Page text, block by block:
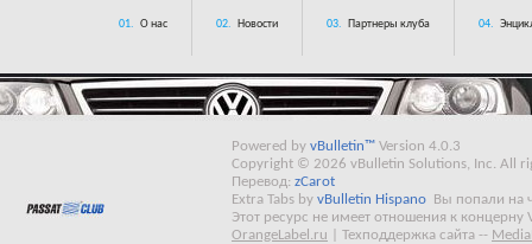
01. О нас 02. Новости 03. Партнеры клуба 04.
Powered by vBulletin™ Version 4.0.3
Copyright © 2026 vBulletin Solutions, Inc. All
Перевод: zCarot
Extra Tabs by vBulletin Hispano
Вы попали на
Этот ресурс не имеет отношения к концерну
OrangeLabel.ru
Техподдержка сайта --